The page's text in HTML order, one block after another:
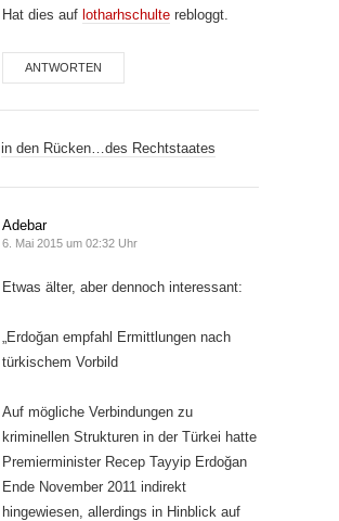
Hat dies auf lotharhschulte rebloggt.
ANTWORTEN
in den Rücken…des Rechtstaates
Adebar
6. Mai 2015 um 02:32 Uhr
Etwas älter, aber dennoch interessant:
„Erdoğan empfahl Ermittlungen nach
türkischem Vorbild
Auf mögliche Verbindungen zu
kriminellen Strukturen in der Türkei hatte
Premierminister Recep Tayyip Erdoğan
Ende November 2011 indirekt
hingewiesen, allerdings in Hinblick auf